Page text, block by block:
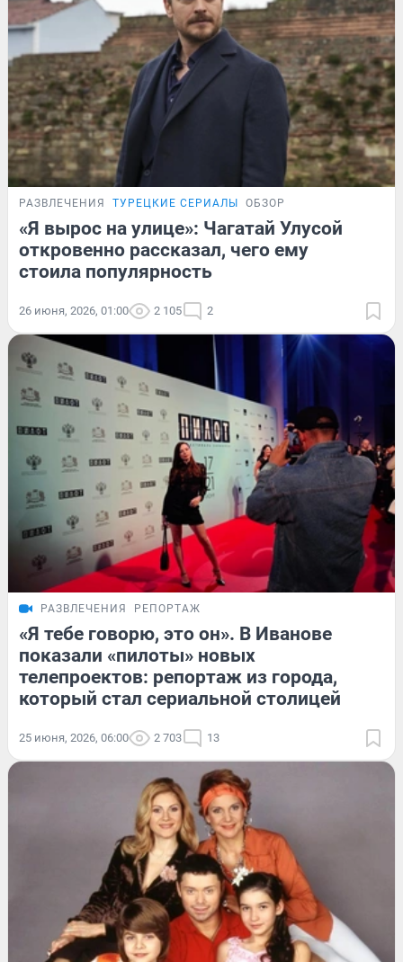
РАЗВЛЕЧЕНИЯ ТУРЕЦКИЕ СЕРИАЛЫ ОБЗОР
«Я вырос на улице»: Чагатай Улусой
откровенно рассказал, чего ему
стоила популярность
26 июня, 2026, 01:00 2 105 2
РАЗВЛЕЧЕНИЯ РЕПОРТАЖ
«Я тебе говорю, это он». В Иванове
показали «пилоты» новых
телепроектов: репортаж из города,
который стал сериальной столицей
25 июня, 2026, 06:00 2 703 13